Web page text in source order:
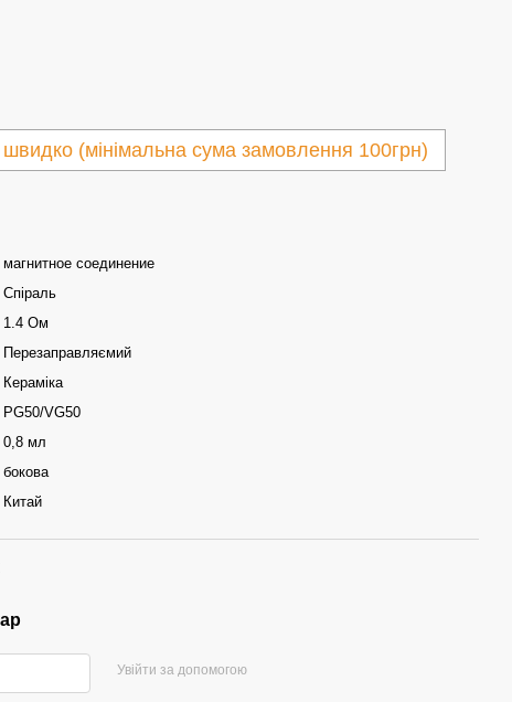
(мінімальна сума замовлення 100грн)
магнитное соединение
Спіраль
1.4 Ом
Перезаправляємий
Кераміка
PG50/VG50
0,8 мл
бокова
Китай
Увійти за допомогою